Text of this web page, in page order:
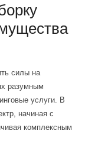
силы на
разумным
услуги. В
начиная с
комплексным